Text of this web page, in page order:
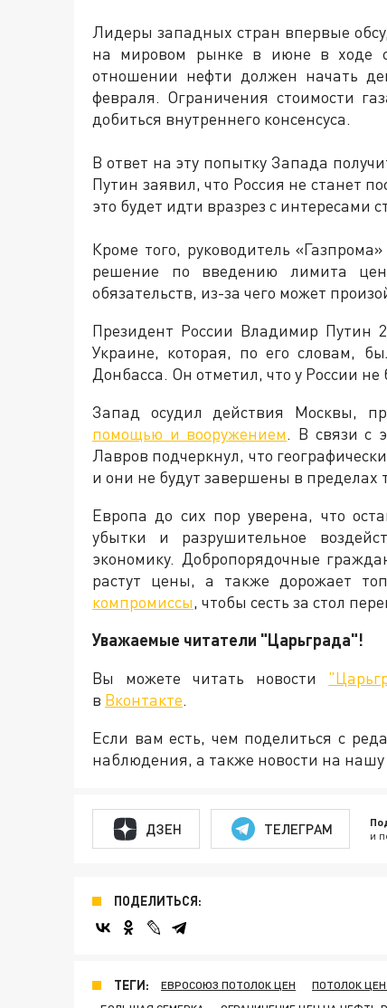
Лидеры западных стран впервые
на мировом рынке в июне в ходе
отношении нефти должен начать
февраля. Ограничения стоимости
добиться внутреннего консенсуса.
В ответ на эту попытку Запада
Путин заявил, что Россия не станет
это будет идти вразрез с интересами
Кроме того, руководитель
решение по введению лимита
обязательств, из-за чего может
Президент России Владимир Путин
Украине, которая, по его словам,
Донбасса. Он отметил, что у России не
Запад осудил действия Москвы,
помощью и вооружением. В связи с
Лавров подчеркнул, что
и они не будут завершены в пределах
Европа до сих пор уверена, что
убытки и разрушительное
экономику. Добропорядочные
растут цены, а также дорожает
компромиссы, чтобы сесть за стол
Уважаемые читатели "Царьграда"!
Вы можете читать новости
в Вконтакте.
Если вам есть, чем поделиться с
наблюдения, а также новости на нашу
ДЗЕН ТЕЛЕГРАМ и
ПОДЕЛИТЬСЯ:
ТЕГИ: ЕВРОСОЮЗ ПОТОЛОК ЦЕН ПОТОЛОК